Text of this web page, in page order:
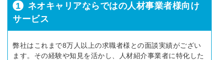
1
ネオキャリアならではの人材事業者様向け
サービス
弊社はこれまで8万人以上の求職者様との面談実績がござい
ます。その経験や知見を活かし、人材紹介事業者に特化した